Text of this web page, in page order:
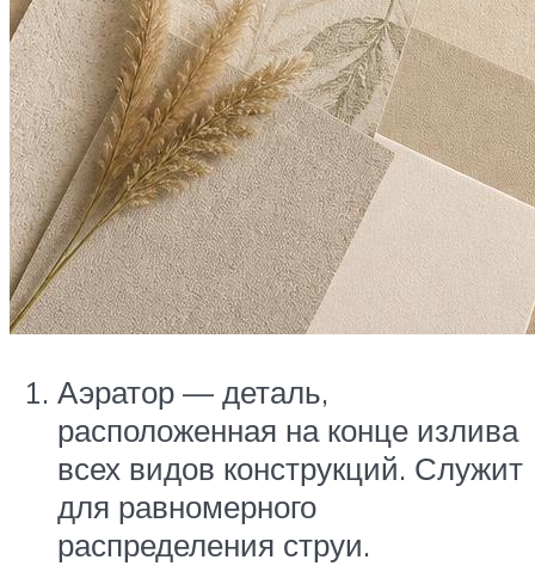
Аэратор — деталь,
расположенная на конце излива
всех видов конструкций. Служит
для равномерного
распределения струи.